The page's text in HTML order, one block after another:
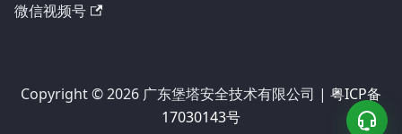
微信视频号
Copyright © 2026 广东堡塔安全技术有限公司 | 粤ICP备
17030143号